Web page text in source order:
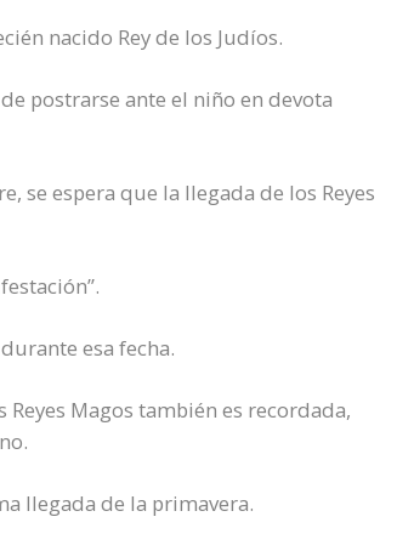
nacido Rey de los Judíos.
postrarse ante el niño en devota
se espera que la llegada de los Reyes
esa fecha.
Magos también es recordada,
llegada de la primavera.